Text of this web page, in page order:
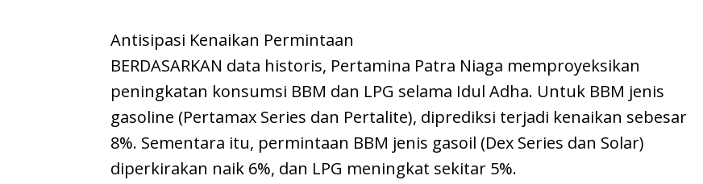
Antisipasi Kenaikan Permintaan
BERDASARKAN data historis, Pertamina Patra Niaga memproyeksikan
peningkatan konsumsi BBM dan LPG selama Idul Adha. Untuk BBM jenis
gasoline (Pertamax Series dan Pertalite), diprediksi terjadi kenaikan sebesar
8%. Sementara itu, permintaan BBM jenis gasoil (Dex Series dan Solar)
diperkirakan naik 6%, dan LPG meningkat sekitar 5%.